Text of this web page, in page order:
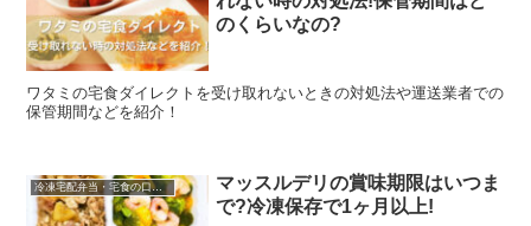
のくらいなの?
ワタミの宅食ダイレクトを受け取れないときの対処法や運送業者での
保管期間などを紹介！
冷凍宅配弁当・宅食の口コミなど
マッスルデリの賞味期限はいつま
で?冷凍保存で1ヶ月以上!